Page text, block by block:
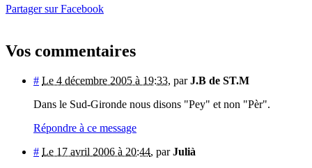
Partager sur Facebook
Vos commentaires
# Le 4 décembre 2005 à 19:33, parJ.B de ST.M
Dans le Sud-Gironde nous disons "Pey" et non "Pèr".
Répondre à ce message
# Le 17 avril 2006 à 20:44, parJulià